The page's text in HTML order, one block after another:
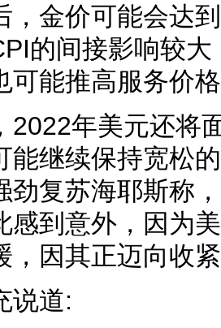
，金价可能会达
的间接影响较
可能推高服务价
2022年美元还将
能继续保持宽松
劲复苏海耶斯称
感到意外，因为
，因其正迈向收
说道: